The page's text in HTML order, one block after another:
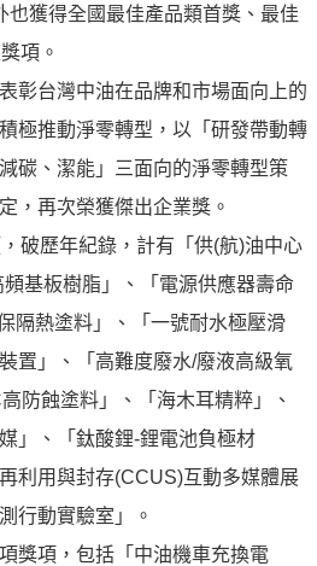
也獲得全國最佳產品類首獎、最佳
項。
彰台灣中油在品牌和市場面向上的
極推動淨零轉型，以「研發帶動轉
碳、潔能」三面向的淨零轉型策
，再次榮獲傑出企業獎。
破歷年紀錄，計有「供(航)油中心
基板樹脂」、「電源供應器壽命
隔熱塗料」、「一號耐水極壓滑
置」、「高難度廢水/廢液高級氧
防蝕塗料」、「海木耳精粹」、
」、「鈦酸鋰-鋰電池負極材
利用與封存(CCUS)互動多媒體展
行動實驗室」。
獎項，包括「中油機車充換電